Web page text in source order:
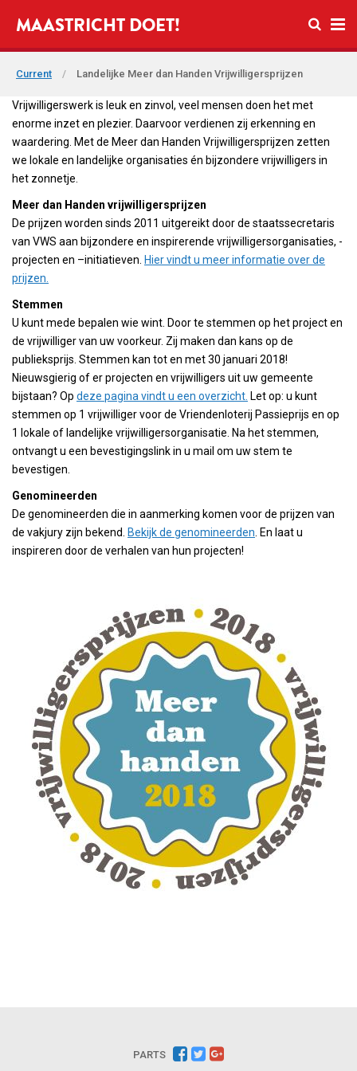
Open
MAASTRICHT DOET!
Current / Landelijke Meer dan Handen Vrijwilligersprijzen
Vrijwilligerswerk is leuk en zinvol, veel mensen doen het met
enorme inzet en plezier. Daarvoor verdienen zij erkenning en
waardering. Met de Meer dan Handen Vrijwilligersprijzen zetten
we lokale en landelijke organisaties én bijzondere vrijwilligers in
het zonnetje.
Meer dan Handen vrijwilligersprijzen
De prijzen worden sinds 2011 uitgereikt door de staatssecretaris
van VWS aan bijzondere en inspirerende vrijwilligersorganisaties, -
projecten en –initiatieven. Hier vindt u meer informatie over de
prijzen.
Stemmen
U kunt mede bepalen wie wint. Door te stemmen op het project en
de vrijwilliger van uw voorkeur. Zij maken dan kans op de
publieksprijs. Stemmen kan tot en met 30 januari 2018!
Nieuwsgierig of er projecten en vrijwilligers uit uw gemeente
bijstaan? Op deze pagina vindt u een overzicht. Let op: u kunt
stemmen op 1 vrijwilliger voor de Vriendenloterij Passieprijs en op
1 lokale of landelijke vrijwilligersorganisatie. Na het stemmen,
ontvangt u een bevestigingslink in u mail om uw stem te
bevestigen.
Genomineerden
De genomineerden die in aanmerking komen voor de prijzen van
de vakjury zijn bekend.
Bekijk de genomineerden . En laat u
inspireren door de verhalen van hun projecten!
PARTS